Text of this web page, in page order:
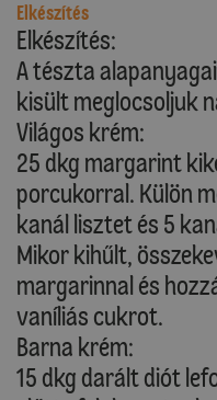
Elkészítés
Elkészítés:
A tészta
kisült meglocsoljuk
Világos krém:
25 dkg margarint
porcukorral. Külön
kanál lisztet és 5
Mikor kihűlt,
margarinnal és
vaníliás cukrot.
Barna krém:
15 dkg darált diót